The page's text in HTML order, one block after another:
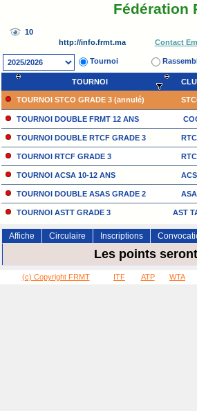
Fédération
http://info.frmt.ma Contact
TOURNOI
TOURNOI STCO GRADE 3 (annulé)
TOURNOI DOUBLE FRMT 12 ANS
TOURNOI DOUBLE RTCF GRADE 3
TOURNOI RTCF GRADE 3
TOURNOI ACSA 10-12 ANS
TOURNOI DOUBLE ASAS GRADE 2
TOURNOI ASTT GRADE 3 AST
TOURNOI DOUBLE ASTT GRADE 3 AST
TOURNOI ASAS GRADE 2 ASAS
Tournoi
Affiche Circulaire Inscriptions
Les points
(c) Copyright FRMT ITF ATP WTA